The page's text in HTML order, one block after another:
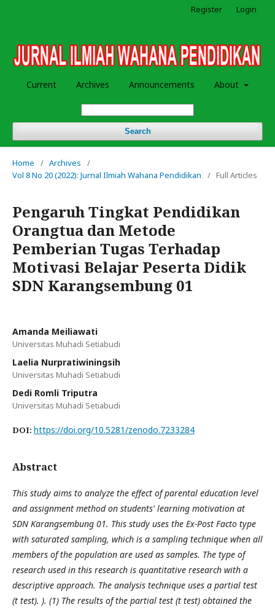
Current Archives Announcements About
Search
Register Login
Home / Archives
/
Vol 8 No 20 (2022): Jurnal Ilmiah Wahana Pendidikan
/ Full Articles
Pengaruh Tingkat Pendidikan
Orangtua dan Metode
Pemberian Tugas Terhadap
Motivasi Belajar Peserta Didik
SDN Karangsembung 01
Amanda Meiliawati
Universitas Muhadi Setiabudi
Laelia Nurpratiwiningsih
Universitas Muhadi Setiabudi
Dedi Romli Triputra
Universitas Muhadi Setiabudi
DOI: https://doi.org/10.5281/zenodo.7233284
Abstract
This study aims to analyze the effect of parental education level
and assignment method on students' learning motivation at
SDN Karangsembung 01. This study uses the Ex-Post Facto type
with saturated sampling, which is a sampling technique when all
members of the population are used as samples. The type of
research used in this research is quantitative research with a
descriptive approach. The analysis technique uses a partial test
(t test). ). (1) The results of the partial test (t test) obtained the